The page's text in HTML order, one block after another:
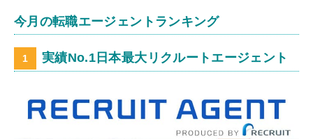
今月の転職エージェントランキング
実績No.1日本最大リクルートエージェント